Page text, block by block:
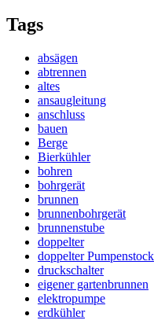
Tags
absägen
abtrennen
altes
ansaugleitung
anschluss
bauen
Berge
Bierkühler
bohren
bohrgerät
brunnen
brunnenbohrgerät
brunnenstube
doppelter
doppelter Pumpenstock
druckschalter
eigener gartenbrunnen
elektropumpe
erdkühler